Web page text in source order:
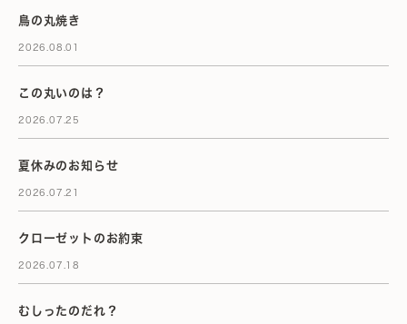
鳥の丸焼き
2026.08.01
この丸いのは？
2026.07.25
夏休みのお知らせ
2026.07.21
クローゼットのお約束
2026.07.18
むしったのだれ？